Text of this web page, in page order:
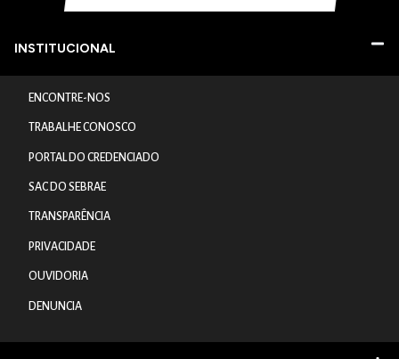
INSTITUCIONAL
ENCONTRE-NOS
TRABALHE CONOSCO
PORTAL DO CREDENCIADO
SAC DO SEBRAE
TRANSPARÊNCIA
PRIVACIDADE
OUVIDORIA
DENUNCIA